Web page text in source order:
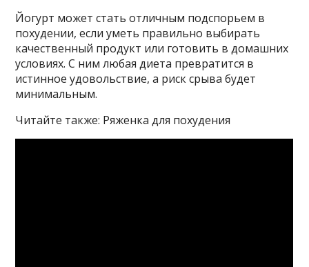
Йогурт может стать отличным подспорьем в
похудении, если уметь правильно выбирать
качественный продукт или готовить в домашних
условиях. С ним любая диета превратится в
истинное удовольствие, а риск срыва будет
минимальным.
Читайте также: Ряженка для похудения